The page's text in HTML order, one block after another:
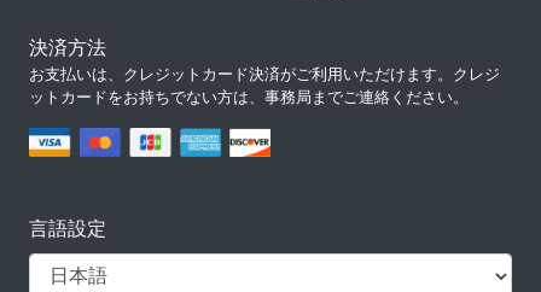
決済方法
お支払いは、クレジットカード決済がご利用いただけます。クレジ
ットカードをお持ちでない方は、事務局までご連絡ください。
言語設定